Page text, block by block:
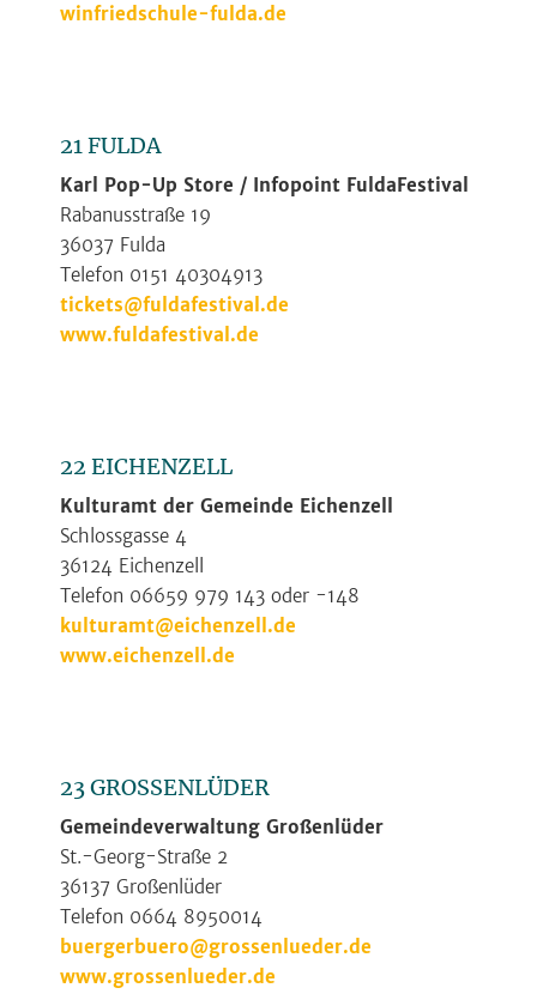
winfriedschule-fulda.de
21 FULDA
Karl Pop-Up Store / Infopoint FuldaFestival
Rabanusstraße 19
36037 Fulda
Telefon 0151 40304913
tickets@fuldafestival.de
www.fuldafestival.de
22 EICHENZELL
Kulturamt der Gemeinde Eichenzell
Schlossgasse 4
36124 Eichenzell
Telefon 06659 979 143 oder -148
kulturamt@eichenzell.de
www.eichenzell.de
23 GROSSENLÜDER
Gemeindeverwaltung Großenlüder
St.-Georg-Straße 2
36137 Großenlüder
Telefon 0664 8950014
buergerbuero@grossenlueder.de
www.grossenlueder.de